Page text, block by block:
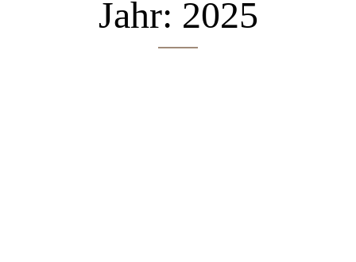
Jahr: 2025